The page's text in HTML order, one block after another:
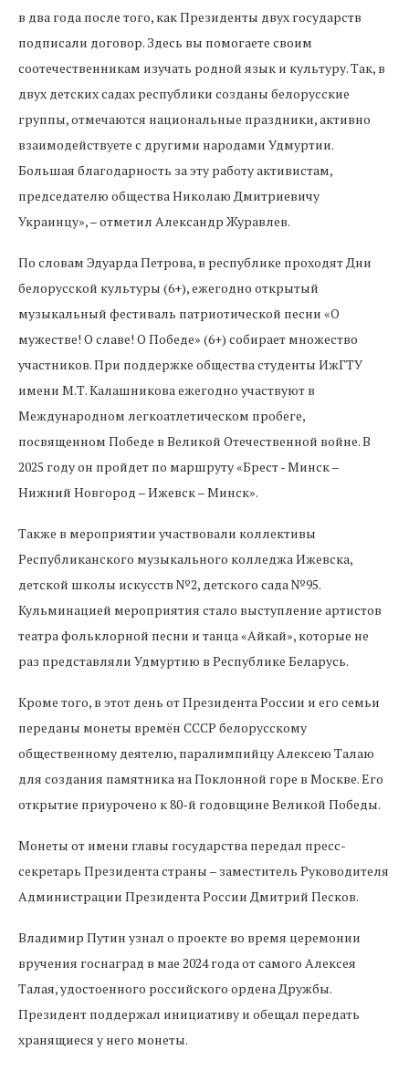
в два года после того, как Президенты двух государств
подписали договор. Здесь вы помогаете своим
соотечественникам изучать родной язык и культуру. Так, в
двух детских садах республики созданы белорусские
группы, отмечаются национальные праздники, активно
взаимодействуете с другими народами Удмуртии.
Большая благодарность за эту работу активистам,
председателю общества Николаю Дмитриевичу
Украинцу», – отметил Александр Журавлев.
По словам Эдуарда Петрова, в республике проходят Дни
белорусской культуры (6+), ежегодно открытый
музыкальный фестиваль патриотической песни «О
мужестве! О славе! О Победе» (6+) собирает множество
участников. При поддержке общества студенты ИжГТУ
имени М.Т. Калашникова ежегодно участвуют в
Международном легкоатлетическом пробеге,
посвященном Победе в Великой Отечественной войне. В
2025 году он пройдет по маршруту «Брест - Минск –
Нижний Новгород – Ижевск – Минск».
Также в мероприятии участвовали коллективы
Республиканского музыкального колледжа Ижевска,
детской школы искусств №2, детского сада №95.
Кульминацией мероприятия стало выступление артистов
театра фольклорной песни и танца «Айкай», которые не
раз представляли Удмуртию в Республике Беларусь.
Кроме того, в этот день от Президента России и его семьи
переданы монеты времён СССР белорусскому
общественному деятелю, паралимпийцу Алексею Талаю
для создания памятника на Поклонной горе в Москве. Его
открытие приурочено к 80-й годовщине Великой Победы.
Монеты от имени главы государства передал пресс-
секретарь Президента страны – заместитель Руководителя
Администрации Президента России Дмитрий Песков.
Владимир Путин узнал о проекте во время церемонии
вручения госнаград в мае 2024 года от самого Алексея
Талая, удостоенного российского ордена Дружбы.
Президент поддержал инициативу и обещал передать
хранящиеся у него монеты.